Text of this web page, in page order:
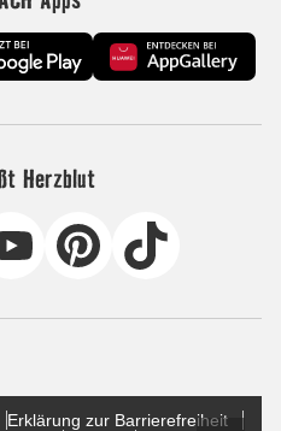
Herzblut
Erklärung zur Barrierefreiheit